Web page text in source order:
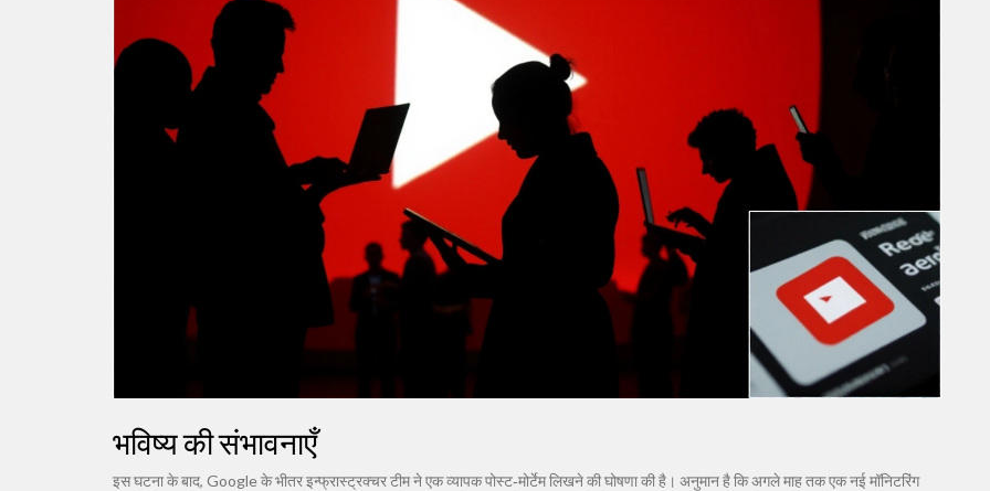
भविष्य की संभावनाएँ
इस घटना के बाद, Googleके भीतर इन्फ्रास्ट्रक्चर टीम ने एक व्यापक पोस्ट‑मोर्टेम लिखने की घोषणा की है। अनुमान है कि अगले माह तक एक नई मॉनिटरिंग